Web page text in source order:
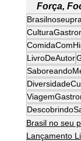
Força,
LivroDeAutor
Brasil no seu
Lançamento